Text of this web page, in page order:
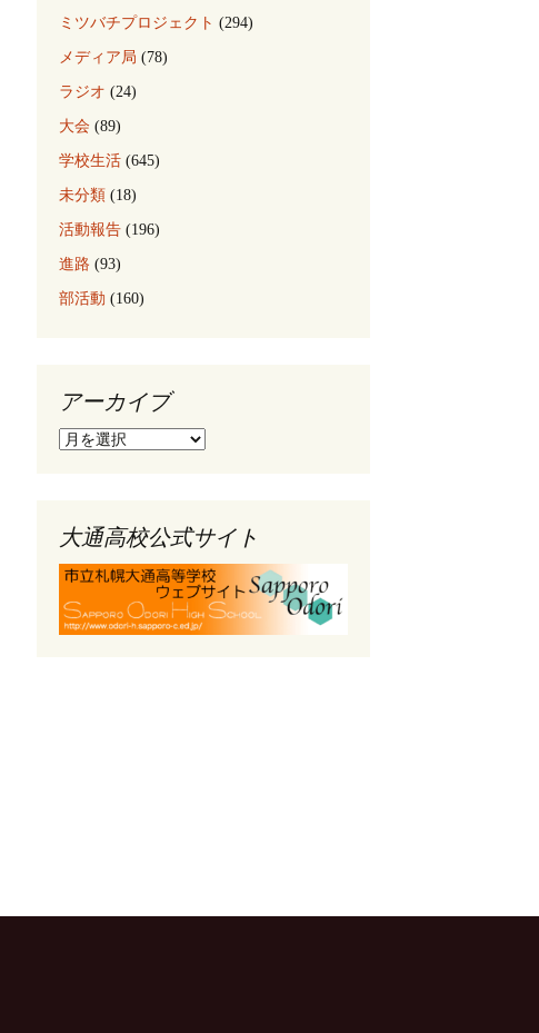
ミツバチプロジェクト (294)
メディア局 (78)
ラジオ (24)
大会 (89)
学校生活 (645)
未分類 (18)
活動報告 (196)
進路 (93)
部活動 (160)
アーカイブ
ア
ブ
大通高校公式サイト